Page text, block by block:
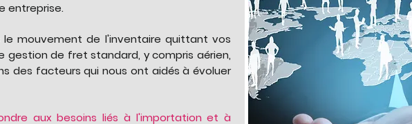
entreprise.
le mouvement de l'inventaire quittant vos
de fret standard, y compris aérien,
des facteurs qui nous ont aidés à évoluer
aux besoins liés à l'importation et à